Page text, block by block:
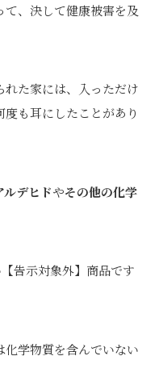
、決して健康被害を及
た家には、入っただけ
も耳にしたことがあり
ルデヒドやその他の化学
示対象外】商品です
化学物質を含んでいない